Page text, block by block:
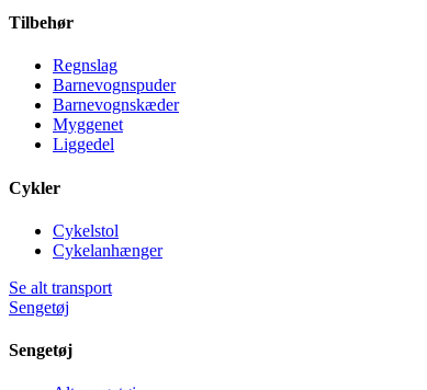
Tilbehør
Regnslag
Barnevognspuder
Barnevognskæder
Myggenet
Liggedel
Cykler
Cykelstol
Cykelanhænger
Se alt transport
Sengetøj
Sengetøj